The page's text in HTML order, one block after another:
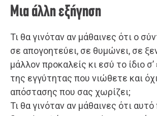
Μια άλλη εξήγηση
Τι θα γινόταν αν μάθαινες ότι ο
σε απογοητεύει, σε θυμώνει, σε
μάλλον προκαλείς κι εσύ το ίδιο
της εγγύτητας που νιώθετε και
απόστασης που σας χωρίζει;
Τι θα γινόταν αν μάθαινες ότι